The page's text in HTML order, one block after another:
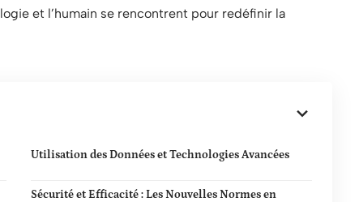
et l’humain se rencontrent pour redéfinir la
Utilisation des Données et Technologies Avancées
Sécurité et Efficacité : Les Nouvelles Normes en